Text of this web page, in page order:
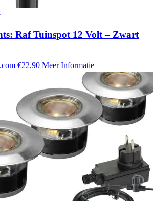
Raf Tuinspot 12 Volt – Zwart
€22,90 Meer Informatie